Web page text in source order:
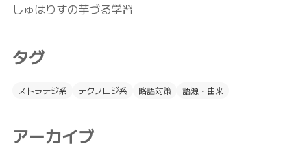
しゅはりすの芋づる学習
タグ
ストラテジ系 テクノロジ系 略語対策 語源・由来
アーカイブ